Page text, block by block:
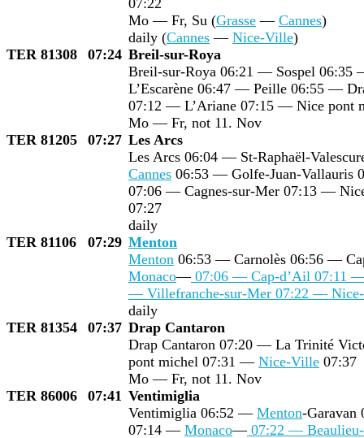
Mo — Fr, Su (Grasse — Cannes)
daily (Cannes — Nice-Ville)
TER 81308
07:24 Breil-sur-Roya
Breil-sur-Roya 06:21 — Sospel 06:35
L’Escarène 06:47 — Peille 06:55 —
07:12 — L’Ariane 07:15 — Nice pont
Mo — Fr, not 11. Nov
TER 81205
07:27 Les Arcs
Les Arcs 06:04 — St-Raphaël-
Cannes 06:53 — Golfe-Juan-Vallauris
07:06 — Cagnes-sur-Mer 07:13 —
07:27
daily
TER 81106
07:29 Menton
Menton 06:53 — Carnolès 06:56 —
Monaco—07:06 — Cap-d’Ail 07:11 —
— Villefranche-sur-Mer 07:22 —
daily
TER 81354
07:37 Drap Cantaron
Drap Cantaron 07:20 — La Trinité
pont michel 07:31 — Nice-Ville 07:37
Mo — Fr, not 11. Nov
TER 86006
07:41 Ventimiglia
Ventimiglia 06:52 — Menton-
07:14 — Monaco—07:22 —